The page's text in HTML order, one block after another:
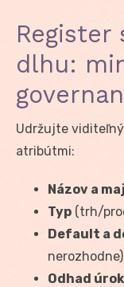
Register
dlhu:
Udržujte
atribútmi:
Názov a
Typ (trh/
Default a
Odhad